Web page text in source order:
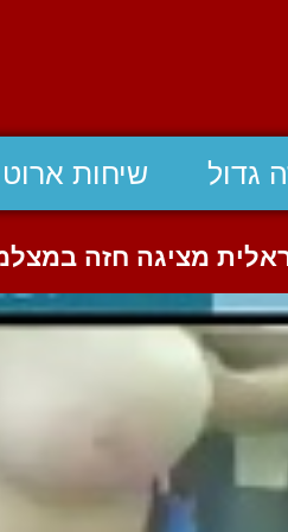
גדול שיחות
מציגה חזה